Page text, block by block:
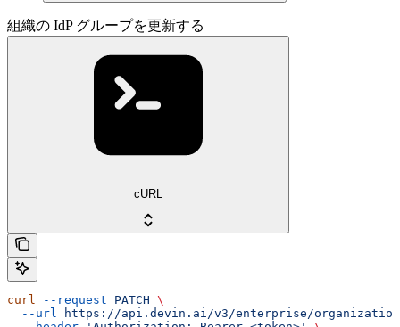
組織の IdP グループを更新する
cURL
curl --request PATCH \
  --url
https://api.devin.ai/v3/enterprise/